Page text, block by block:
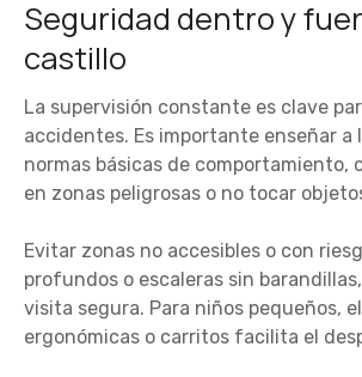
Seguridad dentro y
castillo
La supervisión constante es clave
accidentes. Es importante enseñar a
normas básicas de comportamiento,
en zonas peligrosas o no tocar
Evitar zonas no accesibles o con
profundos o escaleras sin
visita segura. Para niños pequeños,
ergonómicas o carritos facilita el